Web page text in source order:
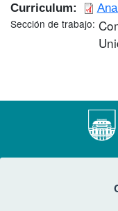
Curriculum
Sección de trabajo